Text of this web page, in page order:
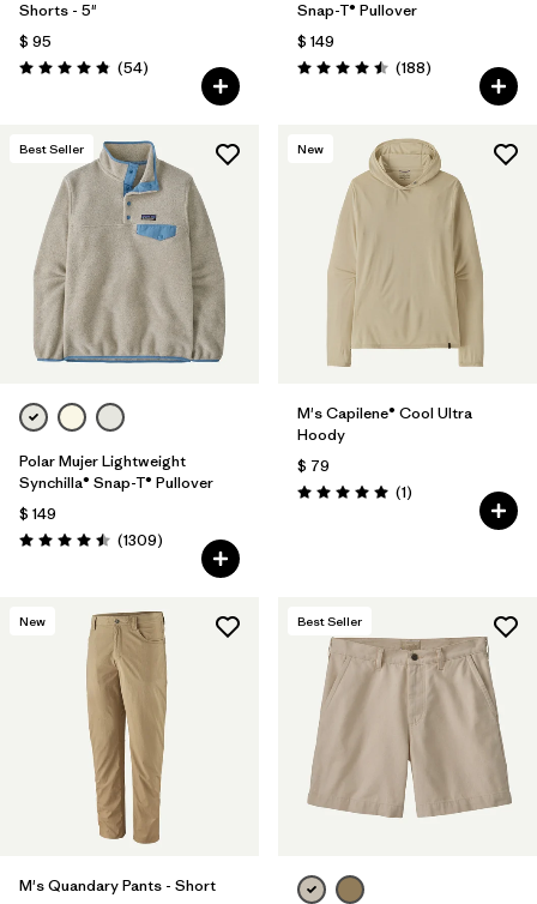
Shorts - 5"
$ 95
Valoración: 4.8 / 5
(54Comentarios
)
Snap-T® Pullover
$ 149
Valoración: 4.5 / 5
(188Comentarios
)
Best Seller
Polar Mujer Lightweight
Synchilla® Snap-T® Pullover
$ 149
Valoración: 4.5 / 5
(1309Comentarios
)
New
M's Capilene® Cool Ultra
Hoody
$ 79
Valoración: 5.0 / 5
(1Comentarios
)
New
M's Quandary Pants - Short
Best Seller